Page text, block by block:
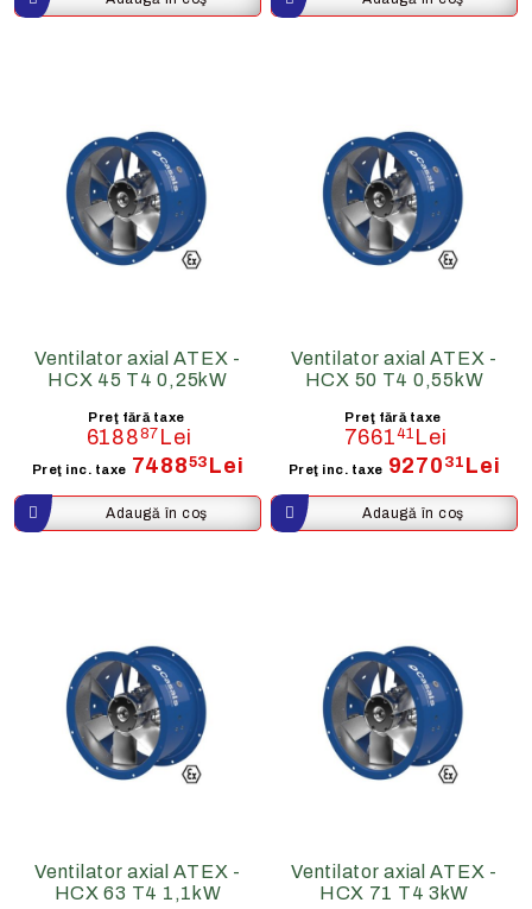
Ventilator axial ATEX -
HCX 45 T4 0,25kW
Preţ fără taxe
618887 Lei
Preţ inc. taxe 748853 Lei
Ventilator axial ATEX -
HCX 50 T4 0,55kW
Preţ fără taxe
766141 Lei
Preţ inc. taxe 9270 31 Lei
Ventilator axial ATEX -
HCX 63 T4 1,1kW
Ventilator axial ATEX -
HCX 71 T4 3kW